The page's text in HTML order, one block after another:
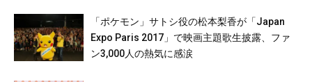
「ポケモン」サトシ役の松本梨香が「Japan
Expo Paris 2017」で映画主題歌生披露、ファ
ン3,000人の熱気に感涙